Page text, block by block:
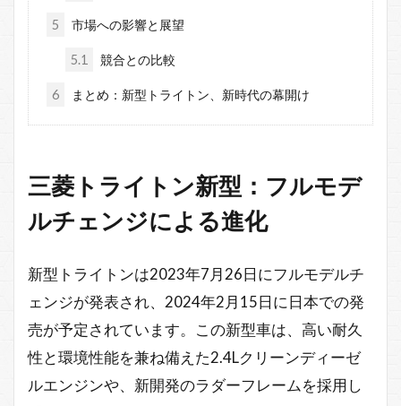
5 市場への影響と展望
5.1 競合との比較
6 まとめ：新型トライトン、新時代の幕開け
三菱トライトン新型：フルモデ
ルチェンジによる進化
新型トライトンは2023年7月26日にフルモデルチ
ェンジが発表され、2024年2月15日に日本での発
売が予定されています。この新型車は、高い耐久
性と環境性能を兼ね備えた2.4Lクリーンディーゼ
ルエンジンや、新開発のラダーフレームを採用し